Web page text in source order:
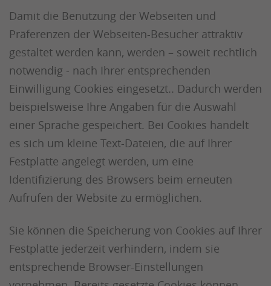
Damit die Benutzung der Webseiten und
Präferenzen der Webseiten-Besucher attraktiv
gestaltet werden kann, werden – soweit rechtlich
notwendig - nach Ihrer entsprechenden
Einwilligung Cookies eingesetzt.. Dadurch werden
beispielsweise Ihre Angaben für die Auswahl
einer Sprache gespeichert. Bei Cookies handelt
es sich um kleine Text-Dateien, die auf Ihrer
Festplatte angelegt werden, um eine
Identifizierung des Browsers beim erneuten
Aufrufen der Website zu ermöglichen.
Sie können die Speicherung von Cookies auf Ihrer
Festplatte jederzeit verhindern, indem sie
entsprechende Browser-Einstellungen